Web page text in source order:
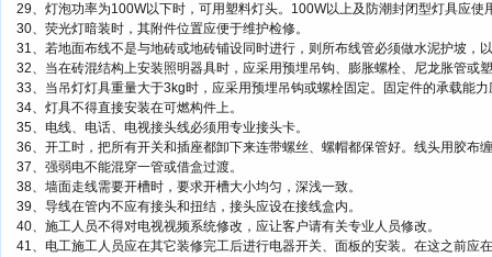
29、灯泡功率为100W以下时，可用塑料灯头。100W以上及防潮封闭型灯具应使
30、荧光灯暗装时，其附件位置应便于维护检修。
31、若地面布线不是与地砖或地砖铺设同时进行，则所布线管必须做水泥护坡，
32、当在砖混结构上安装照明器具时，应采用预埋吊钩、膨胀螺栓、尼龙胀管或
33、当吊灯灯具重量大于3kg时，应采用预埋吊钩或螺栓固定。固定件的承载能
34、灯具不得直接安装在可燃构件上。
35、电线、电话、电视接头线必须用专业接头卡。
36、开工时，把所有开关和插座都卸下来连带螺丝、螺帽都保管好。线头用胶布
37、强弱电不能混穿一管或借盒过渡。
38、墙面走线需要开槽时，要求开槽大小均匀，深浅一致。
39、导线在管内不应有接头和扭结，接头应设在接线盒内。
40、施工人员不得对电视视频系统修改，应让客户请有关专业人员修改。
41、电工施工人员应在其它装修完工后进行电器开关、面板的安装。在这之前应